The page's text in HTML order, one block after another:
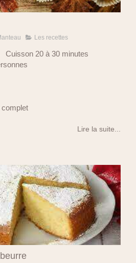
Les recettes
Cuisson 20 à 30 minutes
Lire la suite...